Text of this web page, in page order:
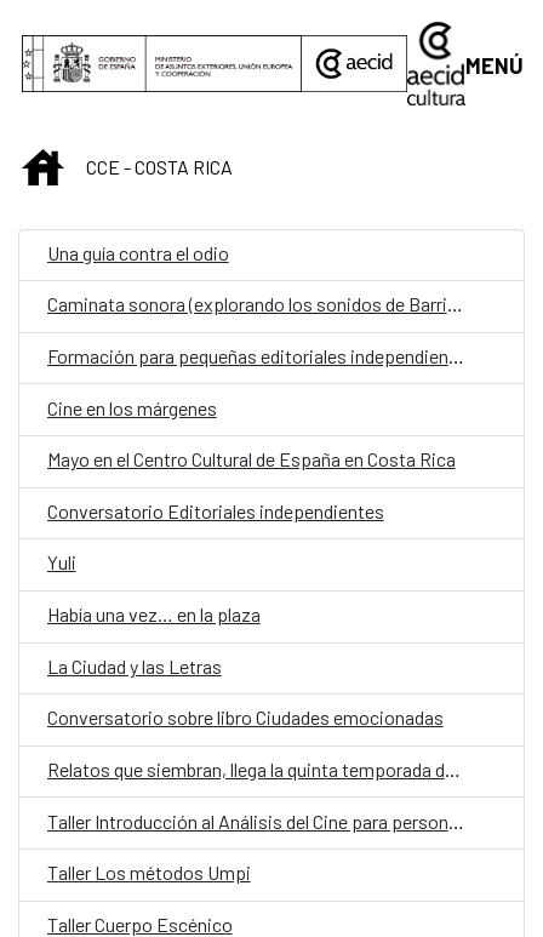
MENÚ
INICIO
CCE - COSTA RICA
Una guía contra el odio
Caminata sonora (explorando los sonidos de Barrio Escalante)
Formación para pequeñas editoriales independientes - Marketing y Gestión Editorial
Cine en los márgenes
Mayo en el Centro Cultural de España en Costa Rica
Conversatorio Editoriales independientes
Yuli
Había una vez… en la plaza
La Ciudad y las Letras​
Conversatorio sobre libro Ciudades emocionadas
Relatos que siembran, llega la quinta temporada de Cuentos en Red
Taller Los métodos Umpi
Taller Cuerpo Escénico